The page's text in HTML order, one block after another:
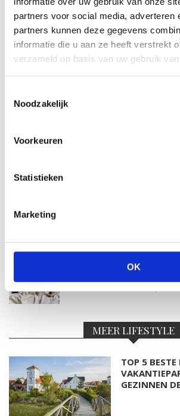
partners voor social media, adverteren
partners kunnen deze gegevens
informatie die u aan ze heeft verstrekt
verzameld op basis van uw gebruik
Noodzakelijk
Voorkeuren
Statistieken
Marketing
OK
DEZE HEMA
ESSENTIALS HAD JE LIEVER
MEER LIFESTYLE
TOP 5
GEZINNEN